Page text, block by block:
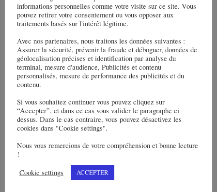
Toute une image
12 décembre 2022
informations personnelles comme votre visite sur ce site. Vous
pouvez retirer votre consentement ou vous opposer aux
traitements basés sur l'intérêt légitime.
Avec nos partenaires, nous traitons les données suivantes :
Assurer la sécurité, prévenir la fraude et déboguer, données de
géolocalisation précises et identification par analyse du
terminal, mesure d'audience, Publicités et contenu
personnalisés, mesure de performance des publicités et du
contenu.
Si vous souhaitez continuer vous pouvez cliquez sur
“Accepter”, et dans ce cas vous valider le paragraphe ci
dessus. Dans le cas contraire, vous pouvez désactivez les
cookies dans "Cookie settings".
Nous vous remercions de votre compréhension et bonne lecture
!
Cookie settings
ACCEPTER